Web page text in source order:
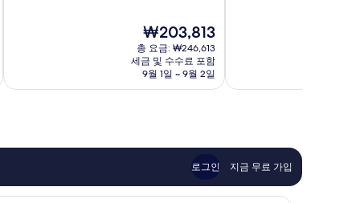
고
용
41
현
재
요
금
₩203,813
₩203,813
총 요금: ₩246,613
세금 및 수수료 포함
9월 1일 ~ 9월 2일
고
용
후
기
2
로그인 지금 무료 가입